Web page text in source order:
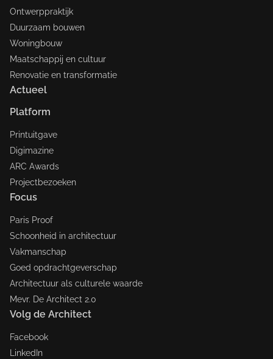
Ontwerppraktijk
Duurzaam bouwen
Woningbouw
Maatschappij en cultuur
Renovatie en transformatie
Actueel
Platform
Printuitgave
Digimazine
ARC Awards
Projectbezoeken
Focus
Paris Proof
Schoonheid in architectuur
Vakmanschap
Goed opdrachtgeverschap
Architectuur als culturele waarde
Mevr. De Architect 2.0
Volg de Architect
Facebook
LinkedIn